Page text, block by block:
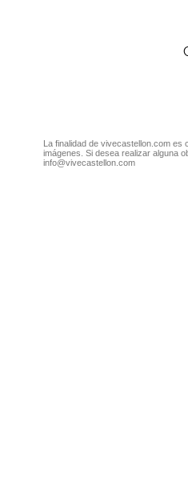
La finalidad de vivecastellon.com
imágenes. Si desea realizar alguna
info@vivecastellon.com